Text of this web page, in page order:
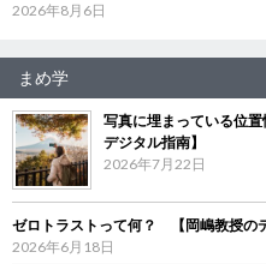
2026年8月6日
まめ学
写真に埋まっている位
デジタル指南】
2026年7月22日
ゼロトラストって何？ 【岡嶋教授の
2026年6月18日